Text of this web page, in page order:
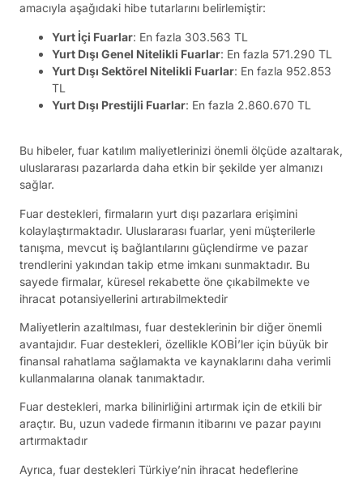
amacıyla aşağıdaki hibe tutarlarını belirlemiştir:
Yurt İçi Fuarlar: En fazla 303.563 TL
Yurt Dışı Genel Nitelikli Fuarlar: En fazla 571.290 TL
Yurt Dışı Sektörel Nitelikli Fuarlar: En fazla 952.853
TL
Yurt Dışı Prestijli Fuarlar: En fazla 2.860.670 TL
Bu hibeler, fuar katılım maliyetlerinizi önemli ölçüde azaltarak,
uluslararası pazarlarda daha etkin bir şekilde yer almanızı
sağlar.
Fuar destekleri, firmaların yurt dışı pazarlara erişimini
kolaylaştırmaktadır. Uluslararası fuarlar, yeni müşterilerle
tanışma, mevcut iş bağlantılarını güçlendirme ve pazar
trendlerini yakından takip etme imkanı sunmaktadır. Bu
sayede firmalar, küresel rekabette öne çıkabilmekte ve
ihracat potansiyellerini artırabilmektedir
Maliyetlerin azaltılması, fuar desteklerinin bir diğer önemli
avantajıdır. Fuar destekleri, özellikle KOBİ’ler için büyük bir
finansal rahatlama sağlamakta ve kaynaklarını daha verimli
kullanmalarına olanak tanımaktadır.
Fuar destekleri, marka bilinirliğini artırmak için de etkili bir
araçtır. Bu, uzun vadede firmanın itibarını ve pazar payını
artırmaktadır
Ayrıca, fuar destekleri Türkiye’nin ihracat hedeflerine